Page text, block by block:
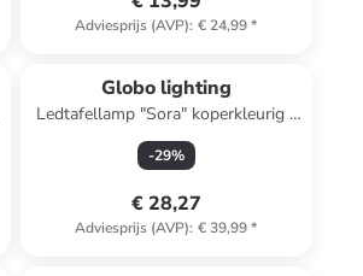
Adviesprijs (AVP): € 24,99*
Globo lighting
Ledtafellamp "Sora" koperkleurig -
(H)23,5 x Ø 12 cm
-29%
€ 28,27
Adviesprijs (AVP): € 39,99*